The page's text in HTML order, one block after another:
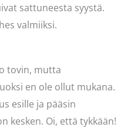
sattuneesta syystä.
valmiiksi.
tovin, mutta
en ole ollut mukana.
esille ja pääsin
kesken. Oi, että tykkään!